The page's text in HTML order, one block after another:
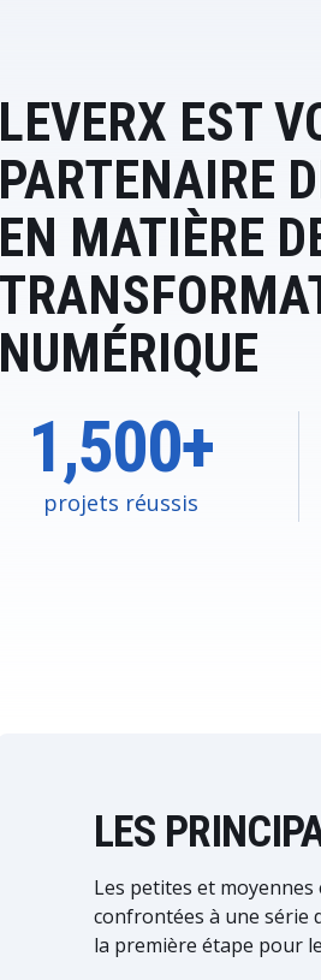
LEVERX EST
PARTENAIRE
EN MATIÈRE
NUMÉRIQUE
1,500+
projets réussis
LES
Les petites et
confrontées à une série
la première étape pour